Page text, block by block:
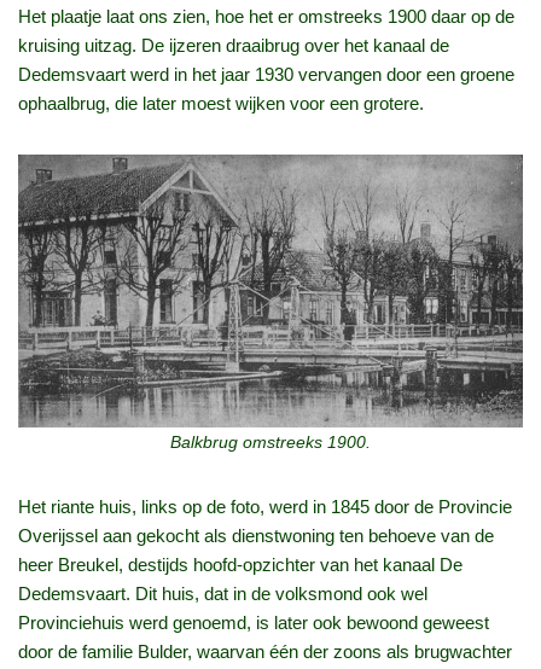
Het plaatje laat ons zien, hoe het er omstreeks 1900 daar op de
kruising uitzag. De ijzeren draaibrug over het kanaal de
Dedemsvaart werd in het jaar 1930 vervangen door een groene
ophaalbrug, die later moest wijken voor een grotere.
Balkbrug omstreeks 1900.
Het riante huis, links op de foto, werd in 1845 door de Provincie
Overijssel aan gekocht als dienstwoning ten behoeve van de
heer Breukel, destijds hoofd-opzichter van het kanaal De
Dedemsvaart. Dit huis, dat in de volksmond ook wel
Provinciehuis werd genoemd, is later ook bewoond geweest
door de familie Bulder, waarvan één der zoons als brugwachter